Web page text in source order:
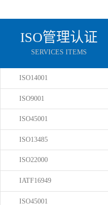
ISO管理认证
SERVICES ITEMS
ISO14001
ISO9001
ISO45001
ISO13485
ISO22000
IATF16949
ISO45001